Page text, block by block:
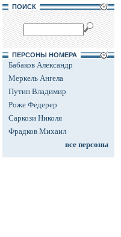
ПОИСК
ПЕРСОНЫ НОМЕРА
Бабаков Александр
Меркель Ангела
Путин Владимир
Роже Федерер
Саркози Николя
Фрадков Михаил
все персоны